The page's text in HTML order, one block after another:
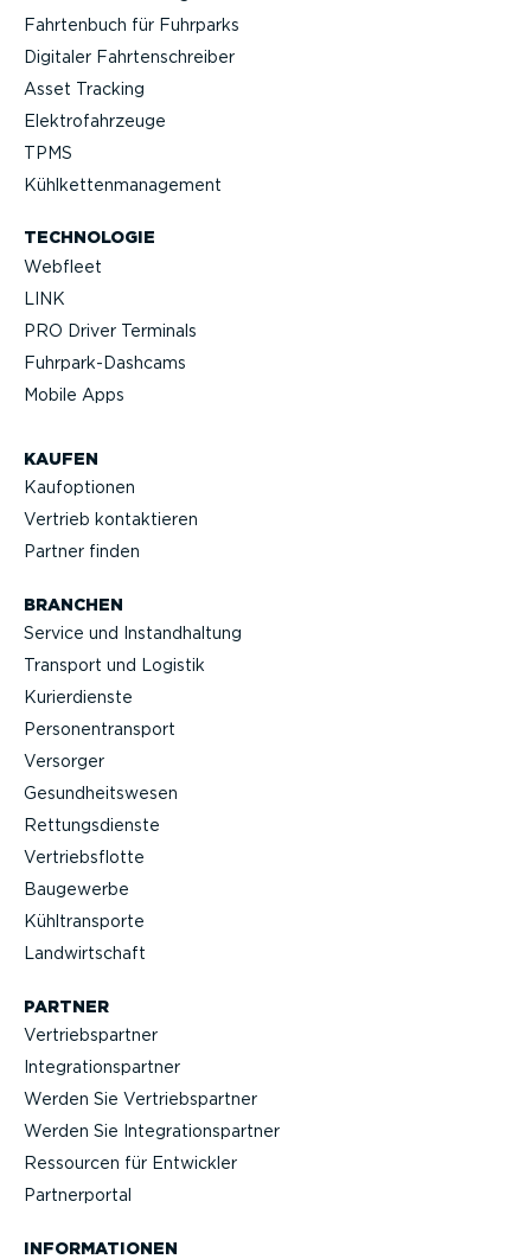
Fahrtenbuch für Fuhrparks
Digitaler Fahrten­schreiber
Asset Tracking
Elektro­fahr­zeuge
TPMS
Kühlket­ten­ma­nagement
TECHNOLOGIE
Webfleet
LINK
PRO Driver Terminals
Fuhrpar­k-Da­shcams
Mobile Apps
KAUFEN
Kaufop­tionen
Vertrieb kontak­tieren
Partner finden
BRANCHEN
Service und Instand­haltung
Transport und Logistik
Kurier­dienste
Perso­nen­transport
Versorger
Gesund­heits­wesen
Rettungs­dienste
Vertriebs­flotte
Baugewerbe
Kühltrans­porte
Landwirt­schaft
PARTNER
Vertriebs­partner
Integra­ti­ons­partner
Werden Sie Vertriebs­partner
Werden Sie Integra­ti­ons­partner
Ressourcen für Entwickler
Partner­portal
INFOR­MA­TIONEN